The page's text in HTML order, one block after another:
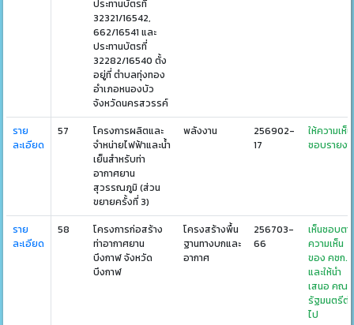
ประทานบัตรที่
32321/16542,
662/16541 และ
ประทานบัตรที่
32282/16540 ตั้ง
อยู่ที่ ตำบลทุ่งทอง
อำเภอหนองบัว
จังหวัดนครสวรรค์
ราย
ละเอียด
57
โครงการผลิตและ
จำหน่ายไฟฟ้าและน้ำ
เย็นสำหรับท่า
อากาศยาน
สุวรรณภูมิ (ส่วน
ขยายครั้งที่ 3)
พลังงาน
256902-
17
ให้ความเห็น
ชอบรายงา
ราย
ละเอียด
58
โครงการก่อสร้าง
ท่าอากาศยาน
บึงกาฬ จังหวัด
บึงกาฬ
โครงสร้างพื้น
ฐานทางบกและ
อากาศ
256703-
66
เห็นชอบตา
ความเห็น
ของ คชก.
และให้นำ
เสนอ คณะ
รัฐมนตรีต่
ไป